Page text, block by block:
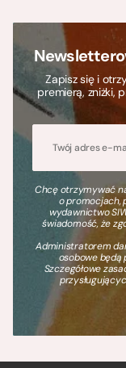
Zapisz się i
premierą, zniżki,
Chcę otrzymywać
o promocjach,
wydawnictwo
świadomość, że
Administratorem
osobowe
Szczegółowe